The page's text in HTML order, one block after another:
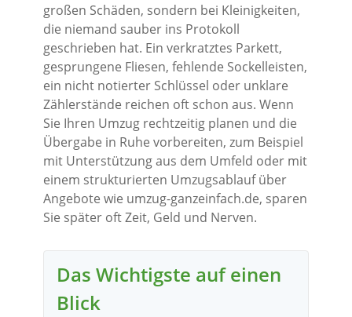
großen Schäden, sondern bei Kleinigkeiten,
die niemand sauber ins Protokoll
geschrieben hat. Ein verkratztes Parkett,
gesprungene Fliesen, fehlende Sockelleisten,
ein nicht notierter Schlüssel oder unklare
Zählerstände reichen oft schon aus. Wenn
Sie Ihren Umzug rechtzeitig planen und die
Übergabe in Ruhe vorbereiten, zum Beispiel
mit Unterstützung aus dem Umfeld oder mit
einem strukturierten Umzugsablauf über
Angebote wie umzug-ganzeinfach.de, sparen
Sie später oft Zeit, Geld und Nerven.
Das Wichtigste auf einen
Blick